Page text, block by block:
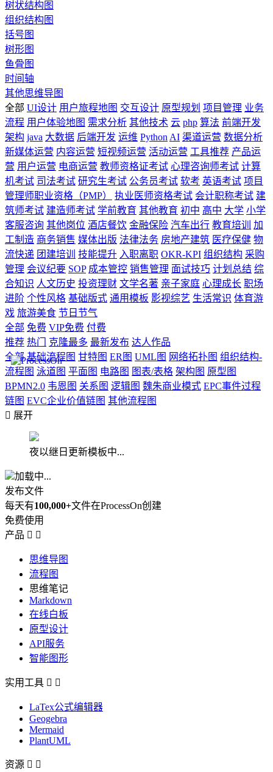
树状结构图
组织结构图
括号图
树形图
鱼骨图
时间轴
其他思维导图
全部 UI设计 用户旅程地图 交互设计 原型规划 项目管理 业务
流程 用户体验地图 需求分析 其他技术 云 php 算法 前端开发
架构 java 大数据 后端开发 运维 Python AI 渠道运营 数据分析
新媒体运营 内容运营 短视频运营 活动运营 工具推荐 产品运
营 用户运营 电商运营 教师资格证考试 心理咨询师考试 计算
机考试 司法考试 研究生考试 公务员考试 软考 英语考试 项目
管理师职业资格（PMP）
执业医师资格考试 会计职称考试 建
筑师考试 建造师考试 学前教育 其他教育 初中 高中 大学 小学
客服咨询 其他岗位 酒店餐饮 金融保险 汽车出行 教育培训
加
工制造 商务销售 媒体出版 法律法务 房地产建筑 医疗保健 物
流快递 团建培训 技能提升 入职离职 OKR-KPI 组织结构 采购
管理 会议纪要 SOP 成本管控 销售管理 面试技巧 计划总结 综
合知识 人文历史 投资理财 文学名著 亲子家庭 心理成长 职场
进阶 个性风格 基础版式 通用模板 影视综艺 生活常识 体育游
戏 旅游美食 节日节气
全部 免费 VIP免费 付费
推荐 热门 克隆最多 最新发布 达人作品
全部 基础流程图 甘特图 ER图 UML图 网络拓扑图 组织结构-
流程图 泳道图 平面图 电路图 图表/表格 架构图 原型图
BPMN2.0 韦恩图 关系图 逻辑图 魏朱商业模式 EPC事件过程
链图 EVC企业价值链图 其他流程图
 展开
夜以继日更新模板中...
加载中...
发布文件
每天有100,000+文件在ProcessOn创建
免费使用
产品  
思维导图
流程图
思维笔记
Markdown
在线白板
原型设计
API服务
智能图形
实用工具  
LaTex公式编辑器
Geogebra
Mermaid
PlantUML
资源  